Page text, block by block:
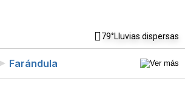
79°Lluvias dispersas
Farándula